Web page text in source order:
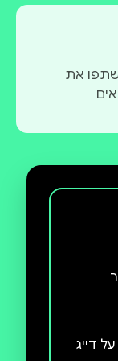
–
הניחו אותן
שתפו את
דייג